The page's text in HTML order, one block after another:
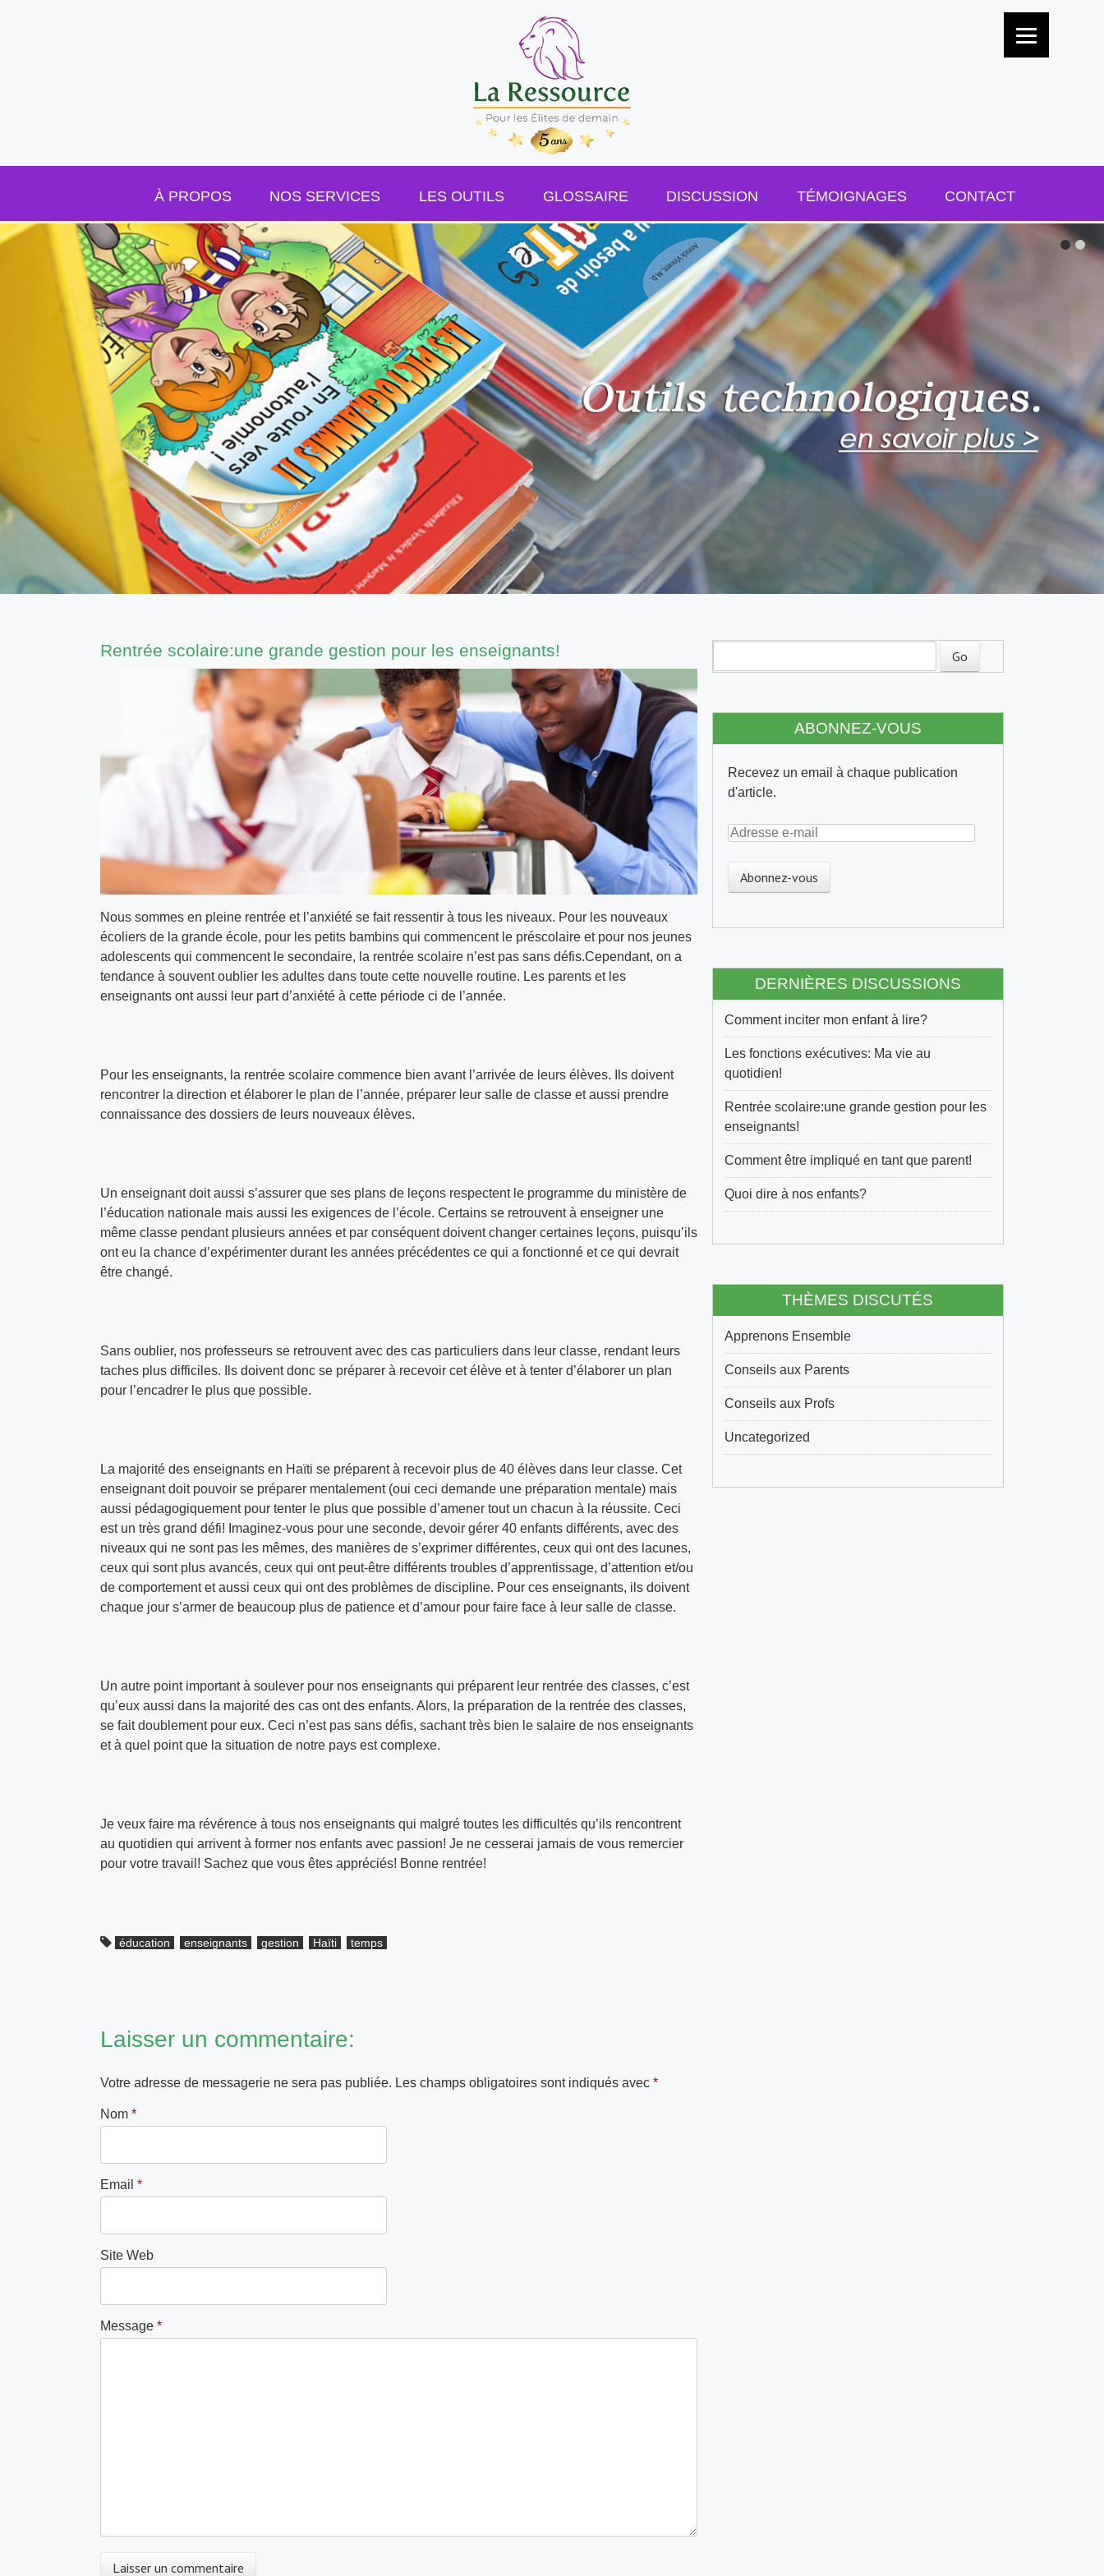
Passer au contenuÀ PROPOS NOS SERVICES LES OUTILS GLOSSAIRE DISCUSSION TÉMOIGNAGES CONTACT
Rentrée scolaire:une grande gestion pour les enseignants!
Nous sommes en pleine rentrée et l’anxiété se fait ressentir à tous les niveaux. Pour les nouveaux
écoliers de la grande école, pour les petits bambins qui commencent le préscolaire et pour nos jeunes
adolescents qui commencent le secondaire, la rentrée scolaire n’est pas sans défis.Cependant, on a
tendance à souvent oublier les adultes dans toute cette nouvelle routine. Les parents et les
enseignants ont aussi leur part d’anxiété à cette période ci de l’année.
Pour les enseignants, la rentrée scolaire commence bien avant l’arrivée de leurs élèves. Ils doivent
rencontrer la direction et élaborer le plan de l’année, préparer leur salle de classe et aussi prendre
connaissance des dossiers de leurs nouveaux élèves.
Un enseignant doit aussi s’assurer que ses plans de leçons respectent le programme du ministère de
l’éducation nationale mais aussi les exigences de l’école. Certains se retrouvent à enseigner une
même classe pendant plusieurs années et par conséquent doivent changer certaines leçons, puisqu’ils
ont eu la chance d’expérimenter durant les années précédentes ce qui a fonctionné et ce qui devrait
être changé.
Sans oublier, nos professeurs se retrouvent avec des cas particuliers dans leur classe, rendant leurs
taches plus difficiles. Ils doivent donc se préparer à recevoir cet élève et à tenter d’élaborer un plan
pour l’encadrer le plus que possible.
La majorité des enseignants en Haïti se préparent à recevoir plus de 40 élèves dans leur classe. Cet
enseignant doit pouvoir se préparer mentalement (oui ceci demande une préparation mentale) mais
aussi pédagogiquement pour tenter le plus que possible d’amener tout un chacun à la réussite. Ceci
est un très grand défi! Imaginez-vous pour une seconde, devoir gérer 40 enfants différents, avec des
niveaux qui ne sont pas les mêmes, des manières de s’exprimer différentes, ceux qui ont des lacunes,
ceux qui sont plus avancés, ceux qui ont peut-être différents troubles d’apprentissage, d’attention et/ou
de comportement et aussi ceux qui ont des problèmes de discipline. Pour ces enseignants, ils doivent
chaque jour s’armer de beaucoup plus de patience et d’amour pour faire face à leur salle de classe.
Un autre point important à soulever pour nos enseignants qui préparent leur rentrée des classes, c’est
qu’eux aussi dans la majorité des cas ont des enfants. Alors, la préparation de la rentrée des classes,
se fait doublement pour eux. Ceci n’est pas sans défis, sachant très bien le salaire de nos enseignants
et à quel point que la situation de notre pays est complexe.
Je veux faire ma révérence à tous nos enseignants qui malgré toutes les difficultés qu’ils rencontrent
au quotidien qui arrivent à former nos enfants avec passion! Je ne cesserai jamais de vous remercier
pour votre travail! Sachez que vous êtes appréciés! Bonne rentrée!
éducation enseignants gestion Haïti temps
Laisser un commentaire:
Votre adresse de messagerie ne sera pas publiée. Les champs obligatoires sont indiqués avec *
Nom *
Email *
Site Web
Message *
ABONNEZ-VOUS
Recevez un email à chaque publication
d'article.
A
e
s
e
a
l
DERNIÈRES DISCUSSIONS
Comment inciter mon enfant à lire?
Les fonctions exécutives: Ma vie au
quotidien!
Rentrée scolaire:une grande gestion pour les
enseignants!
Comment être impliqué en tant que parent!
Quoi dire à nos enfants?
THÈMES DISCUTÉS
Apprenons Ensemble
Conseils aux Parents
Conseils aux Profs
Uncategorized